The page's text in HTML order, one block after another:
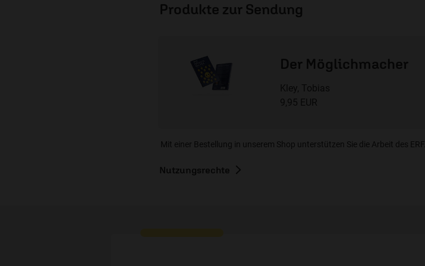
Produkte zur Sendung
Der Möglichmacher
Kley, Tobias
9,95 EUR
Mit einer Bestellung in unserem Shop unterstützen Sie die Arbeit des ERF.
Nutzungsrechte